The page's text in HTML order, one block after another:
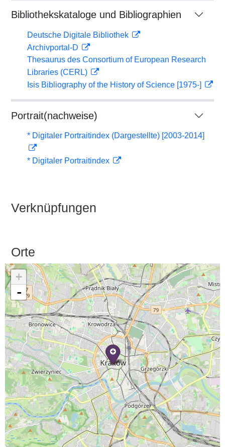
Bibliothekskataloge und Bibliographien
Deutsche Digitale Bibliothek
Archivportal-D
Thesaurus des Consortium of European Research
Libraries (CERL)
Isis Bibliography of the History of Science [1975-]
Portrait(nachweise)
* Digitaler Portraitindex (Dargestellte) [2003-2014]
* Digitaler Portraitindex
Verknüpfungen
Orte
+
-